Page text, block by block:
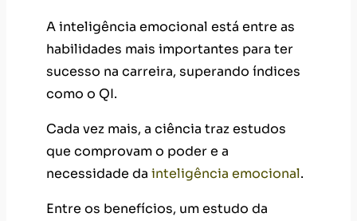
A inteligência emocional está entre as
habilidades mais importantes para ter
sucesso na carreira, superando índices
como o QI.
Cada vez mais, a ciência traz estudos
que comprovam o poder e a
necessidade da inteligência emocional.
Entre os benefícios, um estudo da